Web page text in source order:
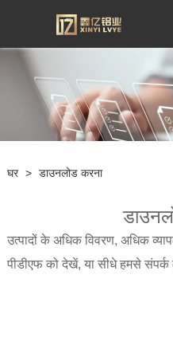
घर > डाउनलोड करना
उत्पादों के अधिक विवरण, अधिक
पीडीएफ को देखें, या सीधे हमसे संपर्क